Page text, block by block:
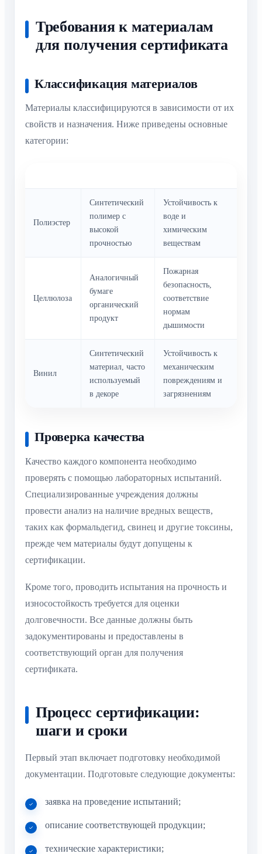
Требования к материалам
для получения сертификата
Классификация материалов
Материалы классифицируются в зависимости от их
свойств и назначения. Ниже приведены основные
категории:
Полиэстер
Синтетический
полимер с
высокой
прочностью
Устойчивость к
воде и
химическим
веществам
Целлюлоза
Аналогичный
бумаге
органический
продукт
Пожарная
безопасность,
соответствие
нормам
дышимости
Винил
Синтетический
материал, часто
используемый
в декоре
Устойчивость к
механическим
повреждениям и
загрязнениям
Проверка качества
Качество каждого компонента необходимо
проверять с помощью лабораторных испытаний.
Специализированные учреждения должны
провести анализ на наличие вредных веществ,
таких как формальдегид, свинец и другие токсины,
прежде чем материалы будут допущены к
сертификации.
Кроме того, проводить испытания на прочность и
износостойкость требуется для оценки
долговечности. Все данные должны быть
задокументированы и предоставлены в
соответствующий орган для получения
сертификата.
Процесс сертификации:
шаги и сроки
Первый этап включает подготовку необходимой
документации. Подготовьте следующие документы:
заявка на проведение испытаний;
описание соответствующей продукции;
технические характеристики;